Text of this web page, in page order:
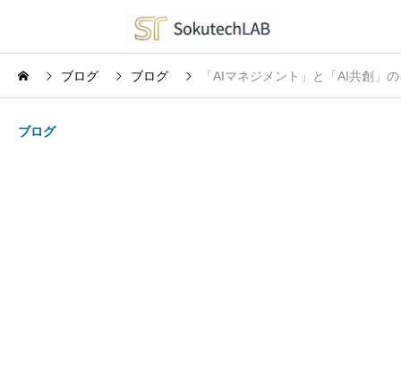
ブログ ブログ 「AIマネジメント」と「AI共創」
ブログ